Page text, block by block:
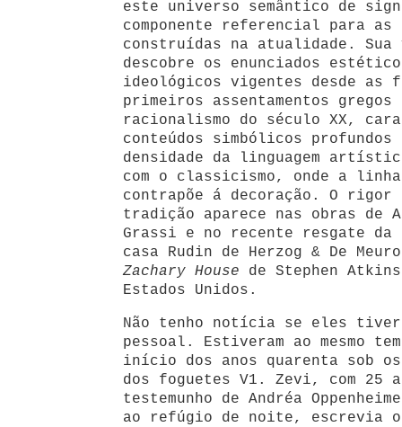
este universo semântico de
componente referencial para as
construídas na atualidade. Sua
descobre os enunciados
ideológicos vigentes desde as
primeiros assentamentos gregos
racionalismo do século XX,
conteúdos simbólicos profundos
densidade da linguagem
com o classicismo, onde a
contrapõe á decoração. O rigor
tradição aparece nas obras de
Grassi e no recente resgate da
casa Rudin de Herzog & De
Zachary House de Stephen
Estados Unidos.
Não tenho notícia se eles
pessoal. Estiveram ao mesmo
início dos anos quarenta sob os
dos foguetes V1. Zevi, com 25
testemunho de Andréa
ao refúgio de noite,